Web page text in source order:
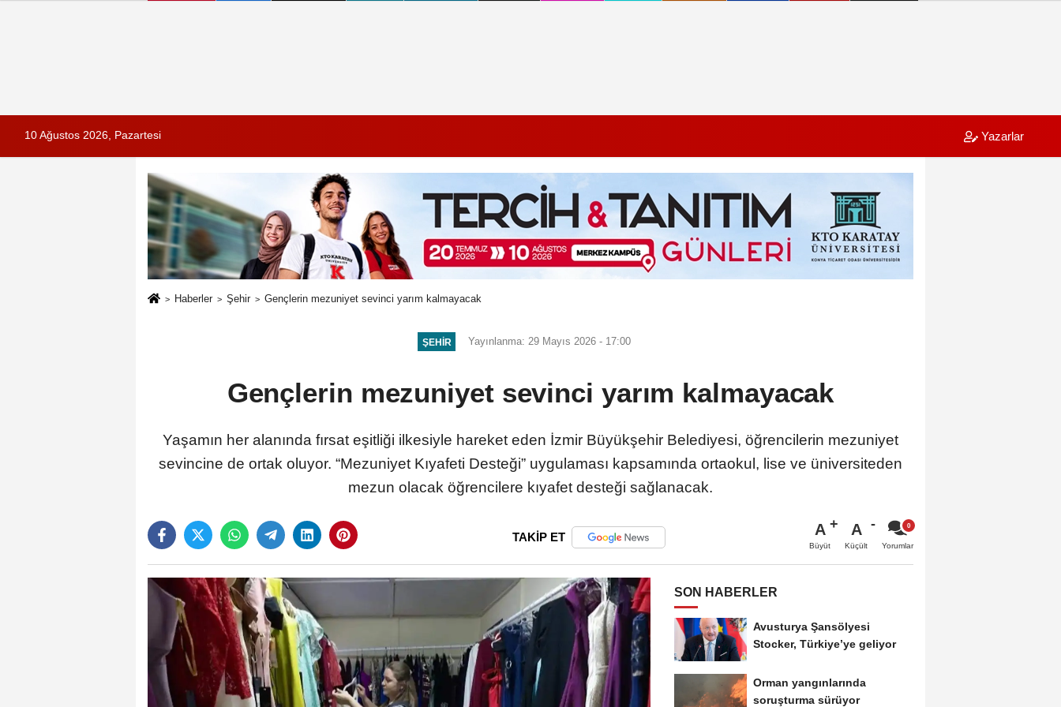
10 Ağustos 2026, Pazartesi Yazarlar
Haberler Şehir Gençlerin mezuniyet sevinci yarım kalmayacak
ŞEHIR Yayınlanma: 29 Mayıs 2026 - 17:00
Gençlerin mezuniyet sevinci yarım kalmayacak
Yaşamın her alanında fırsat eşitliği ilkesiyle hareket eden İzmir Büyükşehir Belediyesi, öğrencilerin mezuniyet
sevincine de ortak oluyor. “Mezuniyet Kıyafeti Desteği” uygulaması kapsamında ortaokul, lise ve üniversiteden
mezun olacak öğrencilere kıyafet desteği sağlanacak.
TAKİP ET A
Büyüt
A
Küçült Yorumlar
SON HABERLER
Avusturya Şansölyesi
Stocker, Türkiye’ye geliyor
Orman yangınlarında
soruşturma sürüyor